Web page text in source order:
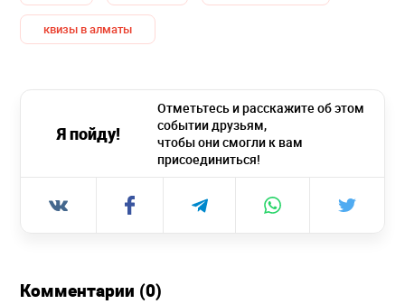
квизы в алматы
Я пойду!
Отметьтесь и расскажите об этом
событии друзьям,
чтобы они смогли к вам
присоединиться!
Комментарии (0)